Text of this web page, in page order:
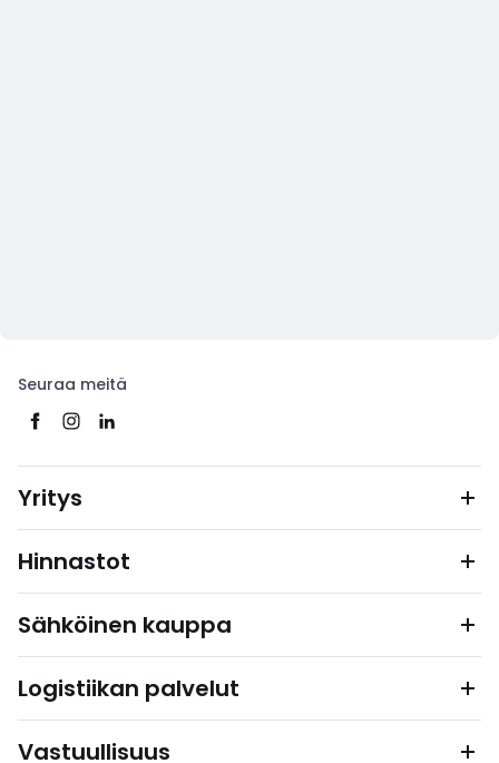
Seuraa meitä
Yritys
Hinnastot
Sähköinen kauppa
Logistiikan palvelut
Vastuullisuus